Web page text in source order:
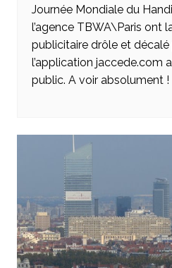
Journée Mondiale du
l’agence TBWA\Paris ont
publicitaire drôle et
l’application jaccede.com
public. A voir absolument !